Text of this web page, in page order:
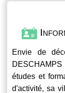
Envie de
DESCHAMPS
études et
d'activité, sa